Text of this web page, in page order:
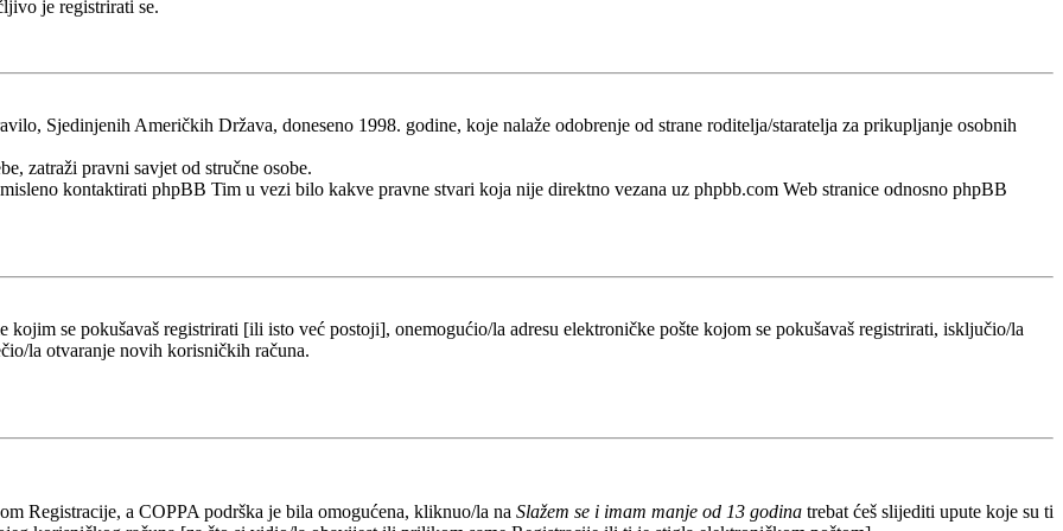
je registrirati se.
Sjedinjenih Američkih Država, doneseno 1998. godine, koje nalaže odobrenje od strane roditelja/staratelja za prikupljanje osobnih
zatraži pravni savjet od stručne osobe.
kontaktirati phpBB Tim u vezi bilo kakve pravne stvari koja nije direktno vezana uz phpbb.com Web stranice odnosno phpBB
se pokušavaš registrirati [ili isto već postoji], onemogućio/la adresu elektroničke pošte kojom se pokušavaš registrirati, isključio/la
la otvaranje novih korisničkih računa.
Registracije, a COPPA podrška je bila omogućena, kliknuo/la na Slažem se i imam manje od 13 godina trebat ćeš slijediti upute koje su ti